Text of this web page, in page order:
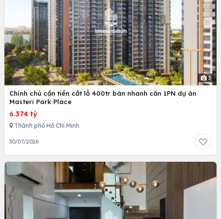
3
Chính chủ cần tiền cắt lỗ 400tr bán nhanh căn 1PN dự án
Masteri Park Place
6.374 tỷ
Thành phố Hồ Chí Minh
30/07/2026